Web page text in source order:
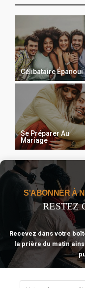
Célibataire Épanoui
Se Préparer Au
Mariage
Recevoir Notre
The real voyage of
seeing with new eyes.
which the traveler is
S'ABONNER À
RESTEZ
Recevez dans votre
la prière du matin